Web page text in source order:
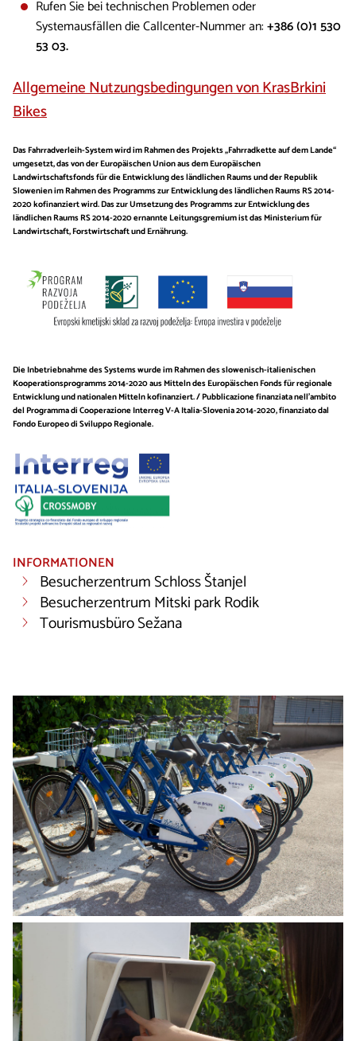
Rufen Sie bei technischen Problemen oder
Systemausfällen die Callcenter-Nummer an:+386 (0)1 530
53 03.
​Allgemeine Nutzungsbedingungen von KrasBrkini
Bikes
Das Fahrradverleih-System wird im Rahmen des Projekts „Fahrradkette auf dem Lande“
umgesetzt, das von der Europäischen Union aus dem Europäischen
Landwirtschaftsfonds für die Entwicklung des ländlichen Raums und der Republik
Slowenien im Rahmen des Programms zur Entwicklung des ländlichen Raums RS 2014-
2020 kofinanziert wird. Das zur Umsetzung des Programms zur Entwicklung des
ländlichen Raums RS 2014-2020 ernannte Leitungsgremium ist das Ministerium für
Landwirtschaft, Forstwirtschaft und Ernährung.
Die Inbetriebnahme des Systems wurde im Rahmen des slowenisch-italienischen
Kooperationsprogramms 2014-2020 aus Mitteln des Europäischen Fonds für regionale
Entwicklung und nationalen Mitteln kofinanziert. / Pubblicazione finanziata nell’ambito
del Programma di Cooperazione Interreg V-A Italia-Slovenia 2014-2020, finanziato dal
Fondo Europeo di Sviluppo Regionale.
INFORMATIONEN
Besucherzentrum Schloss Štanjel
Besucherzentrum Mitski park Rodik
Tourismusbüro Sežana